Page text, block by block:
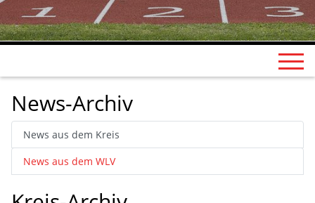
News-Archiv
News aus dem Kreis
News aus dem WLV